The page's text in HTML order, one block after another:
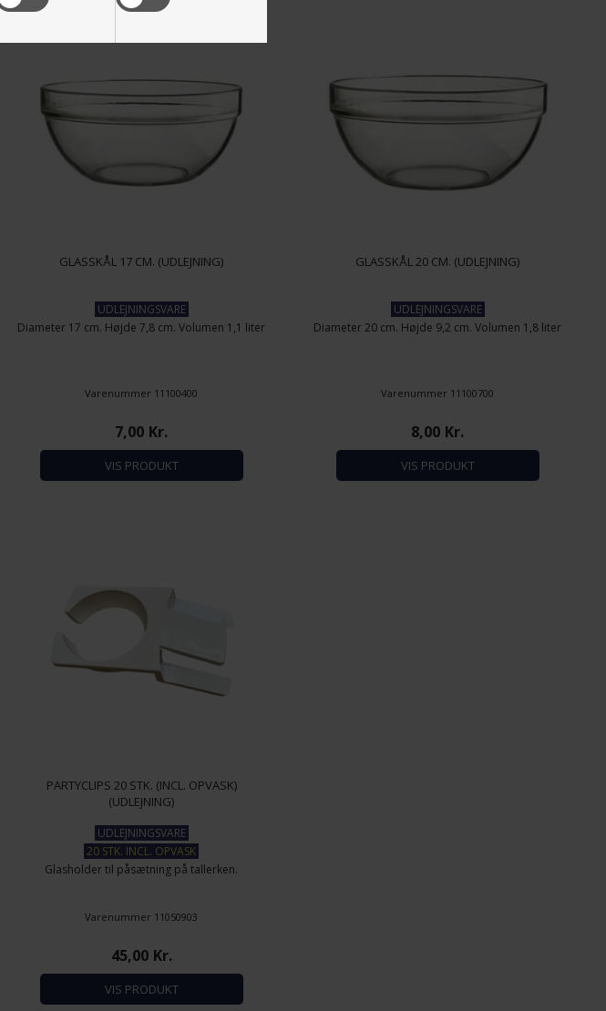
GLASSKÅL 17 CM. (UDLEJNING)
UDLEJNINGSVARE
Diameter 17 cm. Højde 7,8 cm. Volumen 1,1 liter
Varenummer 11100400
7,00 Kr.
VIS PRODUKT
GLASSKÅL 20 CM. (UDLEJNING)
UDLEJNINGSVARE
Diameter 20 cm. Højde 9,2 cm. Volumen 1,8 liter
Varenummer 11100700
8,00 Kr.
VIS PRODUKT
PARTYCLIPS 20 STK. (INCL. OPVASK)
(UDLEJNING)
UDLEJNINGSVARE
20 STK. INCL. OPVASK
Glasholder til påsætning på tallerken.
Varenummer 11050903
45,00 Kr.
VIS PRODUKT